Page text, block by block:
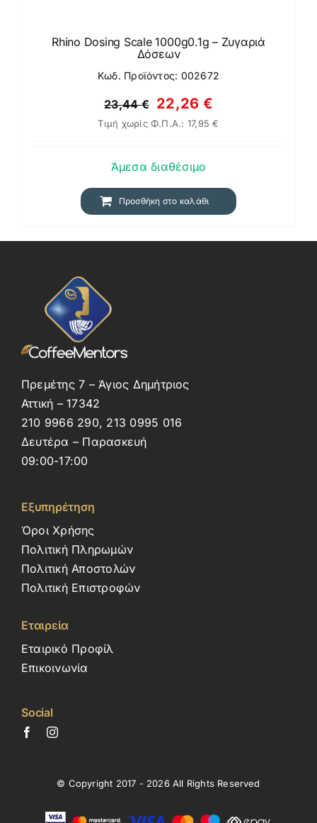
Rhino Dosing Scale 1000g0.1g – Ζυγαριά
Δόσεων
Κωδ. Προϊόντος: 002672
23,44€ Original
price
23,44 €.
22,26 €Η
τρέχουσα
22,26 €.
Τιμή χωρίς Φ.Π.Α.: 17,95€
Άμεσα διαθέσιμο
Προσθήκη στο καλάθι
Πρεμέτης 7 – Άγιος Δημήτριος
Αττική – 17342
210 9966 290, 213 0995 016
Δευτέρα – Παρασκευή
09:00-17:00
Εξυπηρέτηση
Όροι Χρήσης
Πολιτική Πληρωμών
Πολιτική Αποστολών
Πολιτική Επιστροφών
Εταιρεία
Εταιρικό Προφίλ
Επικοινωνία
Social
© Copyright 2017 - 2026 All Rights Reserved